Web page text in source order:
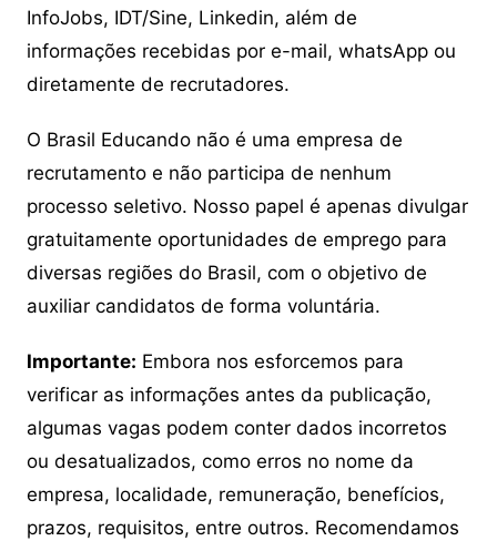
InfoJobs, IDT/Sine, Linkedin, além de
informações recebidas por e-mail, whatsApp ou
diretamente de recrutadores.
O Brasil Educando não é uma empresa de
recrutamento e não participa de nenhum
processo seletivo. Nosso papel é apenas divulgar
gratuitamente oportunidades de emprego para
diversas regiões do Brasil, com o objetivo de
auxiliar candidatos de forma voluntária.
Importante: Embora nos esforcemos para
verificar as informações antes da publicação,
algumas vagas podem conter dados incorretos
ou desatualizados, como erros no nome da
empresa, localidade, remuneração, benefícios,
prazos, requisitos, entre outros. Recomendamos